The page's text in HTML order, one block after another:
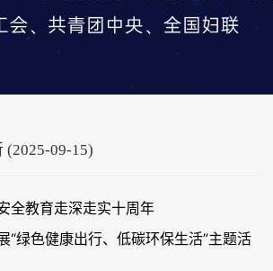
(2025-09-15)
全教育走深走实十周年
“绿色健康出行、低碳环保生活”主题活